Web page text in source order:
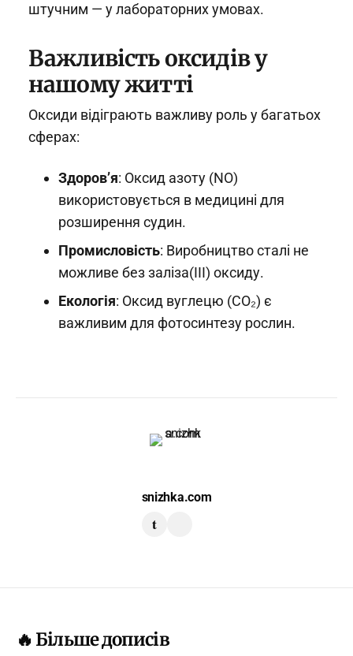
штучним — у лабораторних умовах.
Важливість оксидів у
нашому житті
Оксиди відіграють важливу роль у багатьох
сферах:
Здоров’я: Оксид азоту (NO)
використовується в медицині для
розширення судин.
Промисловість: Виробництво сталі не
можливе без заліза(III) оксиду.
Екологія: Оксид вуглецю (CO₂) є
важливим для фотосинтезу рослин.
snizhka.com
t
🔥 Більше дописів